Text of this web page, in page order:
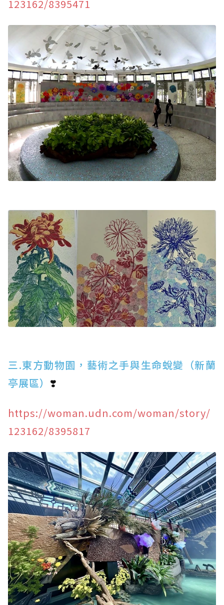
123162/8395471
三.東方動物園，藝術之手與生命蛻變（新蘭
亭展區） ❣️
https://woman.udn.com/woman/story/
123162/8395817